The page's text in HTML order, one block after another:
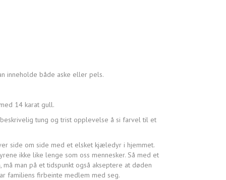
inneholde både aske eller pels.
14 karat gull.
tung og trist opplevelse å si farvel til et
side om side med et elsket kjæledyr i hjemmet.
ikke like lenge som oss mennesker. Så med et
man på et tidspunkt også akseptere at døden
familiens firbeinte medlem med seg.